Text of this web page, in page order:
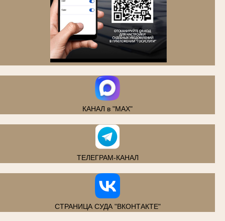
КАНАЛ в "MAX"
ТЕЛЕГРАМ-КАНАЛ
СТРАНИЦА СУДА "ВКОНТАКТЕ"